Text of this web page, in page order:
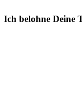
Ich belohne Deine